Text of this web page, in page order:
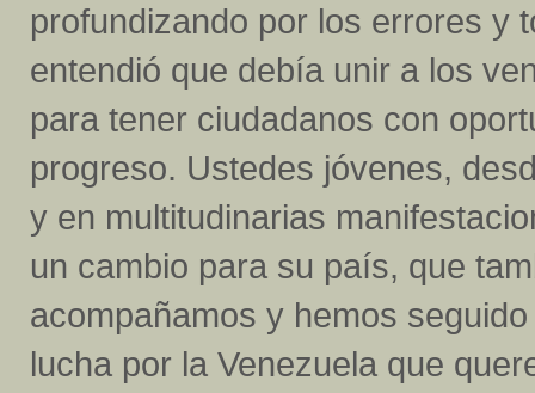
profundizando por los errores y
entendió que debía unir a los
para tener ciudadanos con
progreso. Ustedes jóvenes,
y en multitudinarias
un cambio para su país, que
acompañamos y hemos
lucha por la Venezuela que